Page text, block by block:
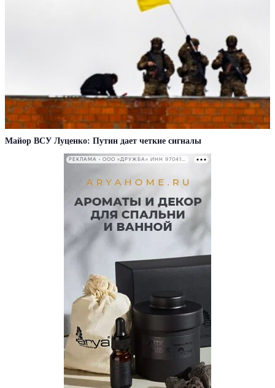
Майор ВСУ Луценко: Путин дает четкие сигналы
РЕКЛАМА • ООО «ДРУЖБА» ИНН 9704146411